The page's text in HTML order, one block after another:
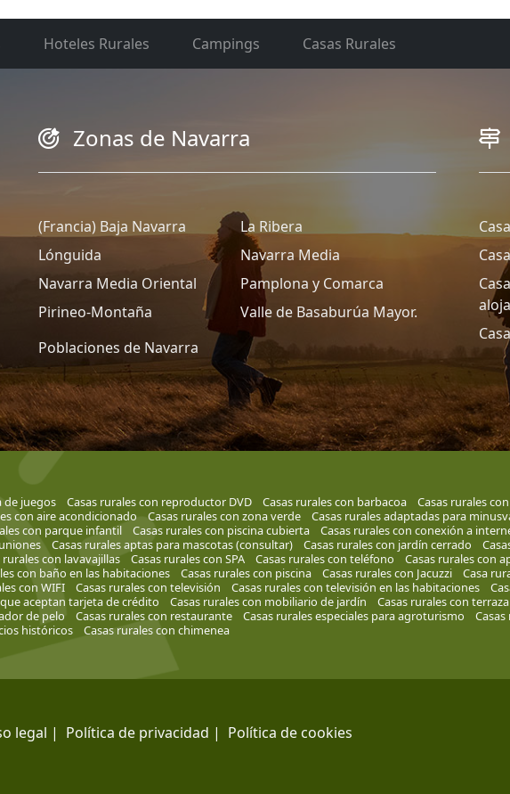
Hoteles Rurales Campings Casas Rurales
Zonas de Navarra
(Francia) Baja Navarra
La Ribera
Lónguida
Navarra Media
Navarra Media Oriental
Pamplona y Comarca
Pirineo-Montaña
Valle de Basaburúa Mayor.
Poblaciones de Navarra
de juegos Casas rurales con reproductor DVD Casas rurales con barbacoa Casas rurales
con aire acondicionado Casas rurales con zona verde Casas rurales adaptadas para
con parque infantil Casas rurales con piscina cubierta Casas rurales con conexión a
Casas rurales aptas para mascotas (consultar) Casas rurales con jardín cerrado
rurales con lavavajillas Casas rurales con SPA Casas rurales con teléfono Casas rurales con
con baño en las habitaciones Casas rurales con piscina Casas rurales con Jacuzzi Casa
con WIFI Casas rurales con televisión Casas rurales con televisión en las habitaciones
aceptan tarjeta de crédito Casas rurales con mobiliario de jardín Casas rurales con terraza
de pelo
Casas rurales con restaurante Casas rurales especiales para agroturismo
históricos
Casas rurales con chimenea
legal | Política de privacidad | Política de cookies